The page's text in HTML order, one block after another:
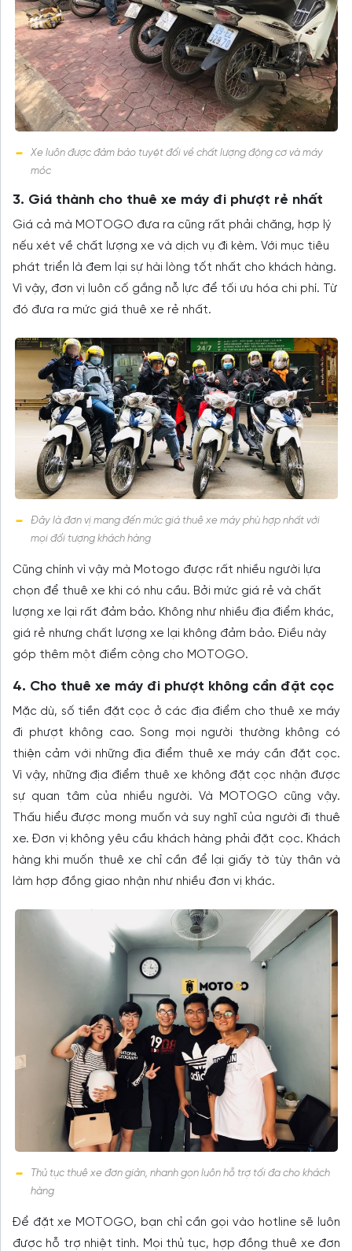
Xe luôn được đảm bảo tuyệt đối về chất lượng động cơ và máy
móc
3. Giá thành cho thuê xe máy đi phượt rẻ nhất
Giá cả mà MOTOGO đưa ra cũng rất phải chăng, hợp lý
nếu xét về chất lượng xe và dịch vụ đi kèm. Với mục tiêu
phát triển là đem lại sự hài lòng tốt nhất cho khách hàng.
Vì vậy, đơn vị luôn cố gắng nỗ lực để tối ưu hóa chi phí. Từ
đó đưa ra mức giá thuê xe rẻ nhất.
Đây là đơn vị mang đến mức giá thuê xe máy phù hợp nhất với
mọi đối tượng khách hàng
Cũng chính vì vậy mà Motogo được rất nhiều người lựa
chọn để thuê xe khi có nhu cầu. Bởi mức giá rẻ và chất
lượng xe lại rất đảm bảo. Không như nhiều địa điểm khác,
giá rẻ nhưng chất lượng xe lại không đảm bảo. Điều này
góp thêm một điểm cộng cho MOTOGO.
4. Cho thuê xe máy đi phượt không cần đặt cọc
Mặc dù, số tiền đặt cọc ở các địa điểm cho thuê xe máy
đi phượt không cao. Song mọi người thường không có
thiện cảm với những địa điểm thuê xe máy cần đặt cọc.
Vì vậy, những địa điểm thuê xe không đặt cọc nhận được
sự quan tâm của nhiều người. Và MOTOGO cũng vậy.
Thấu hiểu được mong muốn và suy nghĩ của người đi thuê
xe. Đơn vị không yêu cầu khách hàng phải đặt cọc. Khách
hàng khi muốn thuê xe chỉ cần để lại giấy tờ tùy thân và
làm hợp đồng giao nhận như nhiều đơn vị khác.
Thủ tục thuê xe đơn giản, nhanh gọn luôn hỗ trợ tối đa cho khách
hàng
Để đặt xe MOTOGO, bạn chỉ cần gọi vào hotline sẽ luôn
được hỗ trợ nhiệt tình. Mọi thủ tục, hợp đồng thuê xe đơn